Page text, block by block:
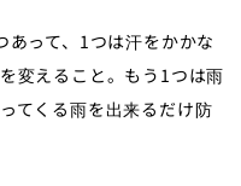
って、1つは汗をかかな
変えること。もう1つは雨
てくる雨を出来るだけ防